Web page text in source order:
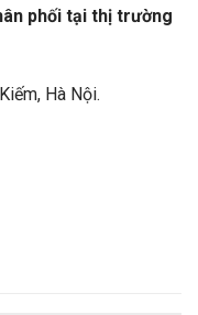
phối tại thị trường
Hà Nội.